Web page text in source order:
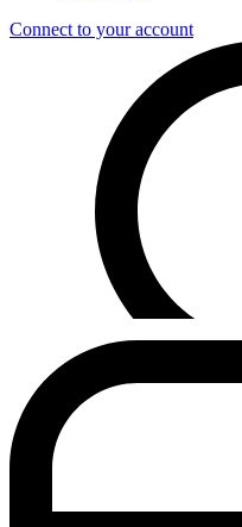
Connect to your account